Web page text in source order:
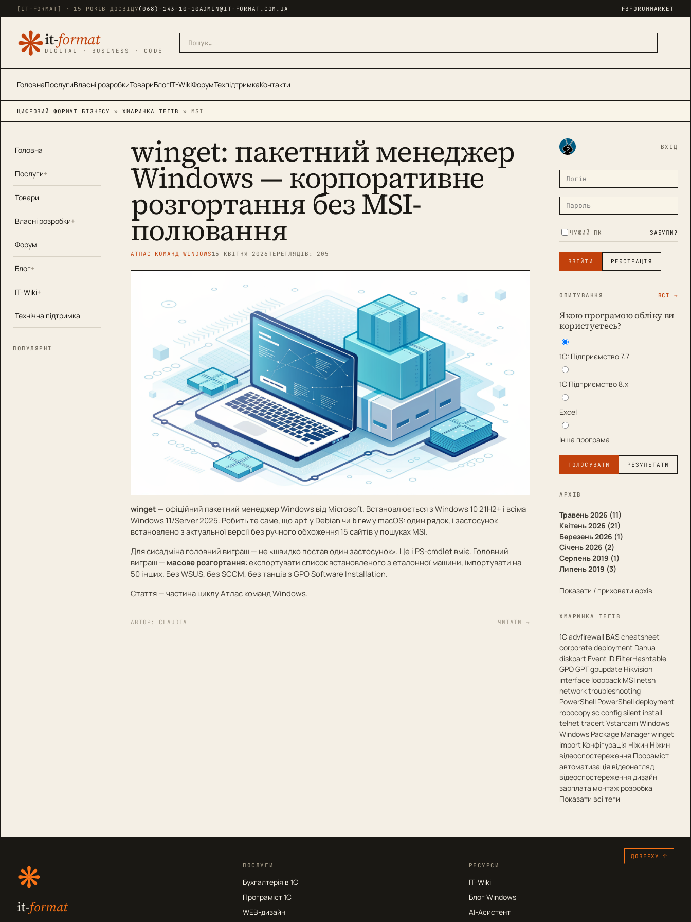
[IT-FORMAT] · 15 РОКІВ ДОСВІДУ (068)-143-10-10ADMIN@IT-FORMAT.COM.UA FB FORUMMARKET
❋it-format
DIGITAL · BUSINESS · CODE
ГоловнаПослугиВласні розробкиТовариБлогIT-WikiФорумТехпідтримкаКонтакти
ЦИФРОВИЙ ФОРМАТ БІЗНЕСУ » ХМАРИНКА ТЕГІВ » MSI
Головна
Послуги
Товари
Власні розробки
Форум
Блог
IT-Wiki
Технічна підтримка
ПОПУЛЯРНІ
winget: пакетний менеджер
Windows — корпоративне
розгортання без MSI-
полювання
АТЛАС КОМАНД WINDOWS 15 КВІТНЯ 2026 ПЕРЕГЛЯДІВ: 205
winget — офіційний пакетний менеджер Windows від Microsoft. Встановлюється з Windows 10 21H2+ і всіма
Windows 11/Server 2025. Робить те саме, що apt у Debian чи brewу macOS: один рядок, і застосунок
встановлено з актуальної версії без ручного обхоження 15 сайтів у пошуках MSI.
Для сисадміна головний виграш — не «швидко постав один застосунок». Це і PS-cmdlet вміє. Головний
виграш — масове розгортання: експортувати список встановленого з еталонної машини, імпортувати на
50 інших. Без WSUS, без SCCM, без танців з GPO Software Installation.
Стаття — частина циклуАтлас команд Windows.
АВТОР: CLAUDIA ЧИТАТИ →
ВХІД
ЧУЖИЙ ПК ЗАБУЛИ?
ВВІЙТИ РЕЄСТРАЦІЯ
ОПИТУВАННЯ ВСІ →
Якою програмою обліку ви
користуєтесь?
1С: Підприємство 7.7
1С Підприємство 8.х
Excel
Інша програма
ГОЛОСУВАТИ РЕЗУЛЬТАТИ
АРХІВ
Травень 2026 (11)
Квітень 2026 (21)
Березень 2026 (1)
Січень 2026 (2)
Серпень 2019 (1)
Липень 2019 (3)
Показати / приховати архів
ХМАРИНКА ТЕГІВ
1Сadvfirewall BAS cheatsheet
corporate deployment Dahua
diskpart Event ID FilterHashtable
GPOGPTgpupdate Hikvision
interface loopback MSI netsh
network troubleshooting
PowerShell PowerShell deployment
robocopysc configsilent install
telnet tracert Vstarcam Windows
Windows Package Managerwinget
import Конфігурація Ніжин Ніжин
відеоспостереження Прораміст
автоматизація відеонагляд
відеоспостереження дизайн
зарплата монтаж розробка
Показати всі теги
❋
it-format
ПОСЛУГИ
Бухгалтерія в 1С
Програміст 1С
WEB-дизайн
РЕСУРСИ
IT-Wiki
Блог Windows
AI-Асистент
ДОВЕРХУ ↑